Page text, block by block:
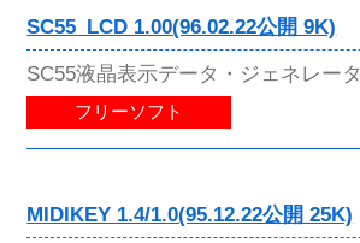
SC55_LCD 1.00(96.02.22公開 9K)
SC55液晶表示データ・ジェネレー
フリーソフト
MIDIKEY 1.4/1.0(95.12.22公開 25K)